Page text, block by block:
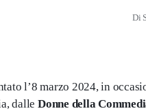
Di
l’8 marzo 2024, in
dalle Donne della